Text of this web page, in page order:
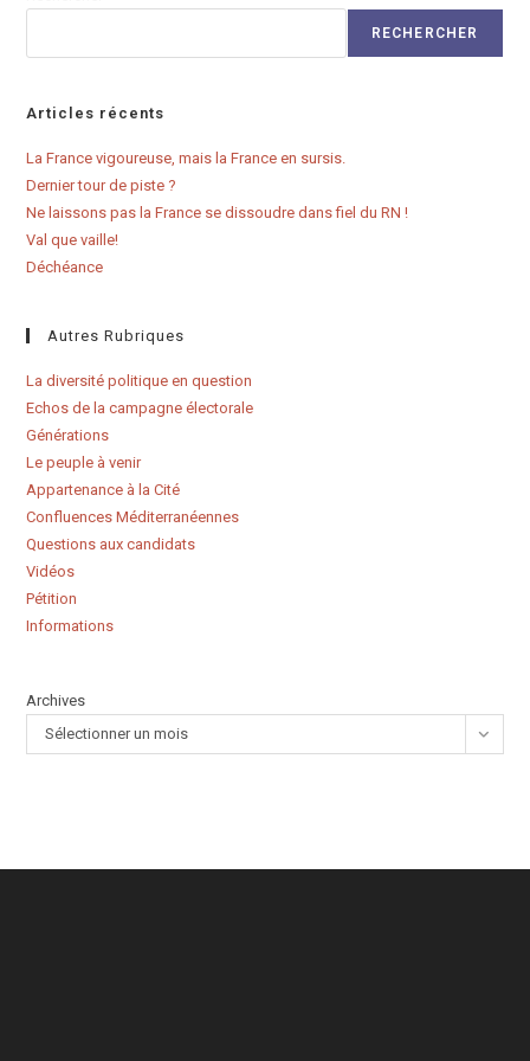
RECHERCHER
Articles récents
La France vigoureuse, mais la France en sursis.
Dernier tour de piste ?
Ne laissons pas la France se dissoudre dans fiel du RN !
Val que vaille!
Déchéance
Autres Rubriques
La diversité politique en question
Echos de la campagne électorale
Générations
Le peuple à venir
Appartenance à la Cité
Confluences Méditerranéennes
Questions aux candidats
Vidéos
Pétition
Informations
Archives
Sélectionner un mois